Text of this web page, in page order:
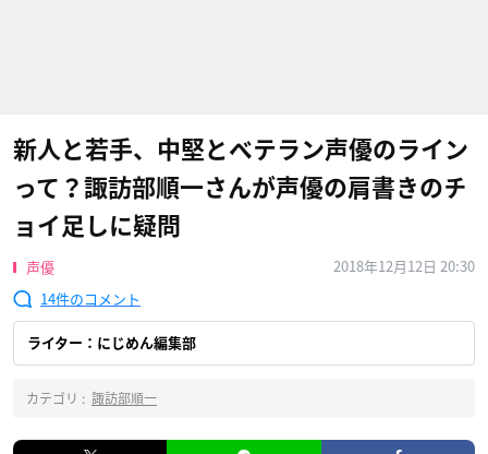
新人と若手、中堅とベテラン声優のライン
って？諏訪部順一さんが声優の肩書きのチ
ョイ足しに疑問
声優
2018年12月12日 20:30
14
ライター：にじめん編集部
カテゴリ : 諏訪部順一